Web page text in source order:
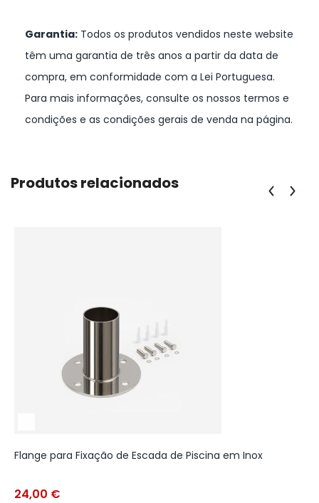
Garantia: Todos os produtos vendidos neste website
têm uma garantia de três anos a partir da data de
compra, em conformidade com a Lei Portuguesa.
Para mais informações, consulte os nossos termos e
condições e as condições gerais de venda na página.
Produtos relacionados
Flange para Fixação de Escada de Piscina em Inox
24,00 €